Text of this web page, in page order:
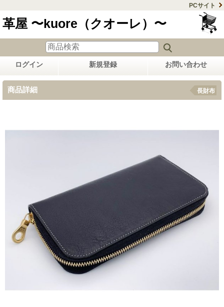
PCサイト
革屋 〜kuore（クオーレ）〜
ログイン 新規登録 お問い合わせ
商品詳細 長財布